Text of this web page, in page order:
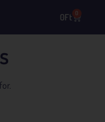
0Ft 0